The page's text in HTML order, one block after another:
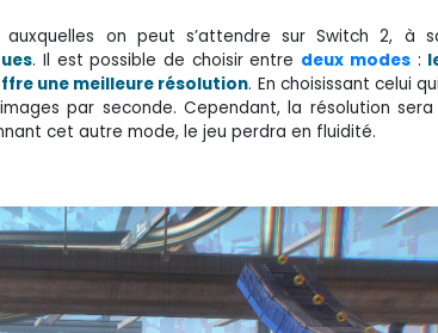
on peut s’attendre sur Switch 2, à
. Il est possible de choisir entre deux modes:
une meilleure résolution. En choisissant celui
par seconde. Cependant, la résolution
cet autre mode, le jeu perdra en fluidité.